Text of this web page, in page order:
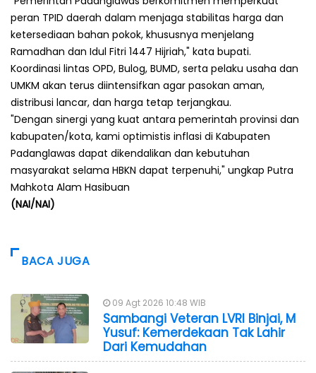
peran TPID daerah dalam menjaga stabilitas harga dan
ketersediaan bahan pokok, khususnya menjelang
Ramadhan dan Idul Fitri 1447 Hijriah," kata bupati.
Koordinasi lintas OPD, Bulog, BUMD, serta pelaku usaha dan
UMKM akan terus diintensifkan agar pasokan aman,
distribusi lancar, dan harga tetap terjangkau.
"Dengan sinergi yang kuat antara pemerintah provinsi dan
kabupaten/kota, kami optimistis inflasi di Kabupaten
Padanglawas dapat dikendalikan dan kebutuhan
masyarakat selama HBKN dapat terpenuhi," ungkap Putra
Mahkota Alam Hasibuan
(NAI/NAI)
BACA JUGA
09 Agt 2026 10:48 WIB
Sambangi Veteran LVRI Binjai, M
Yusuf: Kemerdekaan Tak Lahir
Dari Kemudahan